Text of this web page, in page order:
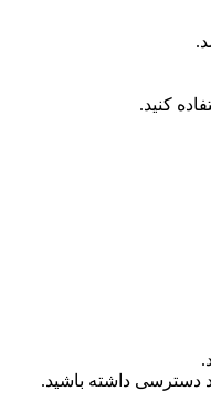
کنید.
دسترسی داشته باشید.